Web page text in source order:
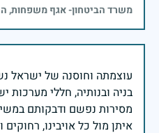
משרד הביטחון- אגף משפחות,
עוצמתה וחוסנה של ישראל
בניה ובנותיה, חללי מערכות
מסירות נפשם ודבקותם